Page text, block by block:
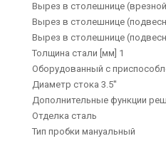
Вырез в столешнице
Вырез в столешнице
Вырез в столешнице
Толщина стали [мм] 1
Оборудованный с
Диаметр стока 3.5''
Дополнительные функции
Отделка сталь
Тип пробки мануальный